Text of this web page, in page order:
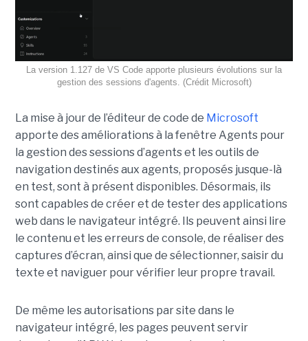
La version 1.127 de VS Code apporte plusieurs évolutions sur la
gestion des sessions d'agents. (Crédit Microsoft)
La mise à jour de l’éditeur de code de Microsoft
apporte des améliorations à la fenêtre Agents pour
la gestion des sessions d’agents et les outils de
navigation destinés aux agents, proposés jusque-là
en test, sont à présent disponibles. Désormais, ils
sont capables de créer et de tester des applications
web dans le navigateur intégré. Ils peuvent ainsi lire
le contenu et les erreurs de console, de réaliser des
captures d’écran, ainsi que de sélectionner, saisir du
texte et naviguer pour vérifier leur propre travail.
De même les autorisations par site dans le
navigateur intégré, les pages peuvent servir